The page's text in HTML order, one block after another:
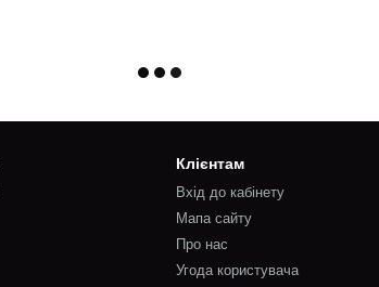
Клієнтам
Вхід до кабінету
Мапа сайту
Про нас
Угода користувача